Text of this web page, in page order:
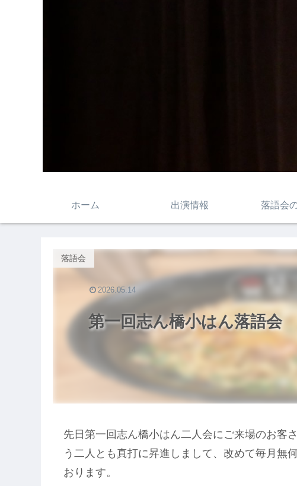
ホーム 出演情報 落語会
第一回志ん橋小はん落語会
落語会
2026.05.14
先日第一回志ん橋小はん二人会にご来場のお客
う二人とも真打に昇進しまして、改めて毎月無
おります。